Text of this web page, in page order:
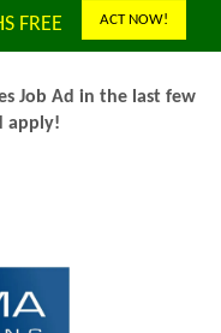
FREE ACT NOW!
Job Ad in the last few
apply!